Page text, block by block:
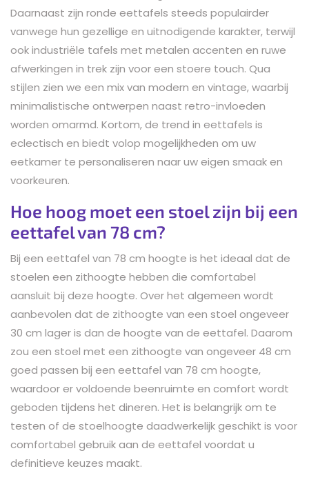
Daarnaast zijn ronde eettafels steeds populairder
vanwege hun gezellige en uitnodigende karakter, terwijl
ook industriële tafels met metalen accenten en ruwe
afwerkingen in trek zijn voor een stoere touch. Qua
stijlen zien we een mix van modern en vintage, waarbij
minimalistische ontwerpen naast retro-invloeden
worden omarmd. Kortom, de trend in eettafels is
eclectisch en biedt volop mogelijkheden om uw
eetkamer te personaliseren naar uw eigen smaak en
voorkeuren.
Hoe hoog moet een stoel zijn bij een
eettafel van 78 cm?
Bij een eettafel van 78 cm hoogte is het ideaal dat de
stoelen een zithoogte hebben die comfortabel
aansluit bij deze hoogte. Over het algemeen wordt
aanbevolen dat de zithoogte van een stoel ongeveer
30 cm lager is dan de hoogte van de eettafel. Daarom
zou een stoel met een zithoogte van ongeveer 48 cm
goed passen bij een eettafel van 78 cm hoogte,
waardoor er voldoende beenruimte en comfort wordt
geboden tijdens het dineren. Het is belangrijk om te
testen of de stoelhoogte daadwerkelijk geschikt is voor
comfortabel gebruik aan de eettafel voordat u
definitieve keuzes maakt.